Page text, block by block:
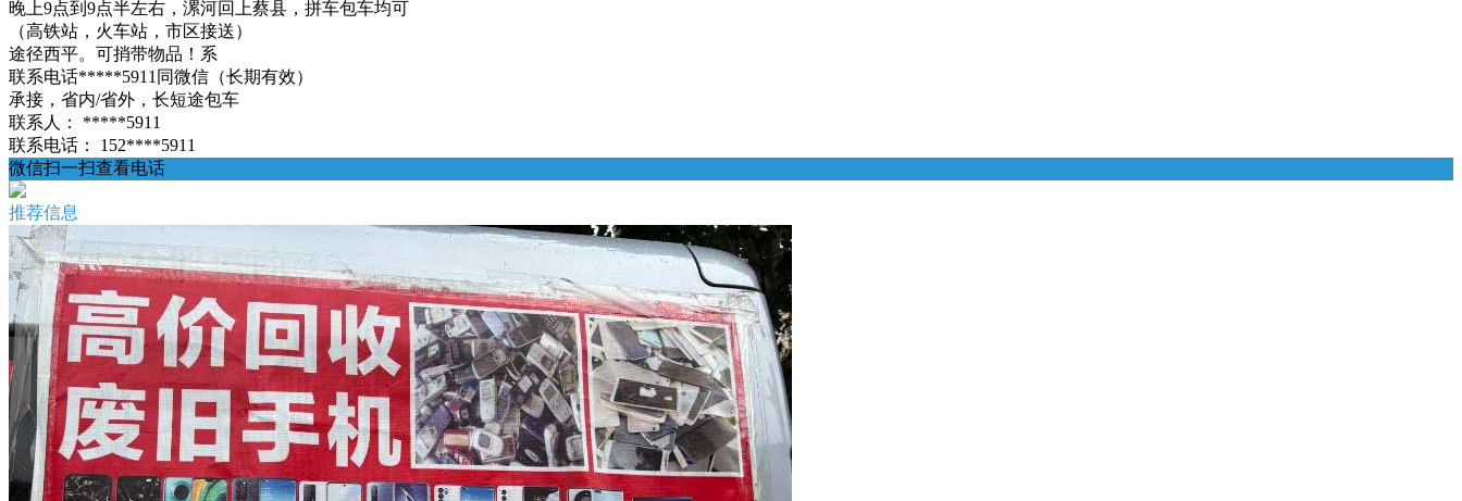
晚上9点到9点半左右，漯河回上蔡县，拼车包车均可
（高铁站，火车站，市区接送）
途径西平。可捎带物品！系
联系电话*****5911同微信（长期有效）
承接，省内/省外，长短途包车
联系人：
*****5911
联系电话：
152****5911
微信扫一扫查看电话
推荐信息